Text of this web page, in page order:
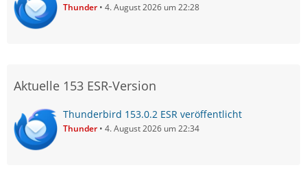
Thunder 4. August 2026 um 22:28
Aktuelle 153 ESR-Version
Thunderbird 153.0.2 ESR veröffentlicht
Thunder 4. August 2026 um 22:34